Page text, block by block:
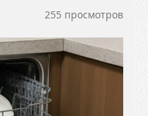
255 просмотров